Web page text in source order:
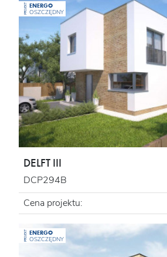
PROJEKT ENERGO
OSZCZĘDNY
DELFT III
DCP294B
Cena projektu:
PROJEKT ENERGO
OSZCZĘDNY